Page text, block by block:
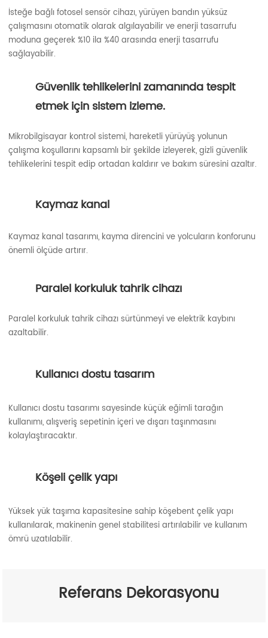
İsteğe bağlı fotosel sensör cihazı, yürüyen bandın yüksüz
çalışmasını otomatik olarak algılayabilir ve enerji tasarrufu
moduna geçerek %10 ila %40 arasında enerji tasarrufu
sağlayabilir.
Güvenlik tehlikelerini zamanında tespit
etmek için sistem izleme.
Mikrobilgisayar kontrol sistemi, hareketli yürüyüş yolunun
çalışma koşullarını kapsamlı bir şekilde izleyerek, gizli güvenlik
tehlikelerini tespit edip ortadan kaldırır ve bakım süresini azaltır.
Kaymaz kanal
Kaymaz kanal tasarımı, kayma direncini ve yolcuların konforunu
önemli ölçüde artırır.
Paralel korkuluk tahrik cihazı
Paralel korkuluk tahrik cihazı sürtünmeyi ve elektrik kaybını
azaltabilir.
Kullanıcı dostu tasarım
Kullanıcı dostu tasarımı sayesinde küçük eğimli tarağın
kullanımı, alışveriş sepetinin içeri ve dışarı taşınmasını
kolaylaştıracaktır.
Köşeli çelik yapı
Yüksek yük taşıma kapasitesine sahip köşebent çelik yapı
kullanılarak, makinenin genel stabilitesi artırılabilir ve kullanım
ömrü uzatılabilir.
Referans Dekorasyonu